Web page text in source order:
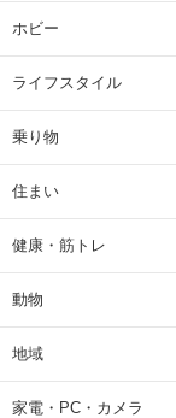
ホビー
ライフスタイル
乗り物
住まい
健康・筋トレ
動物
地域
家電・PC・カメラ